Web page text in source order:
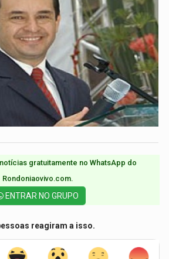
gratuitamente no WhatsApp do
Rondoniaovivo.com.​
ENTRAR NO GRUPO
reagiram a isso.